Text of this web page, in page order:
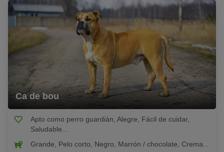
Ca de bou
Apto como perro guardián, Alegre, Fácil de cuidar,
Saludable...
Grande, Pelo corto, Negro, Marrón / chocolate, Crema...